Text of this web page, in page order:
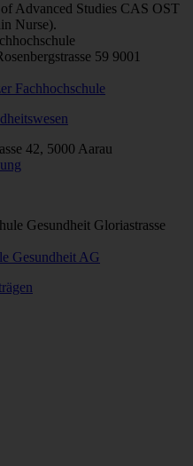
Advanced Studies CAS OST
Nurse).
59 9001
Fachhochschule
42, 5000 Aarau
Gesundheit Gloriastrasse
Gesundheit AG